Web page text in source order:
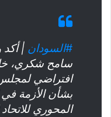
#السودان | أكد
سامح شكري،
افتراضي لمجلس
بشأن الأزمة في
المحوري